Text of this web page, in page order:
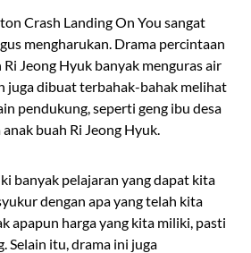
Crash Landing On You sangat
mengharukan. Drama percintaan
Ri Jeong Hyuk banyak menguras air
juga dibuat terbahak-bahak melihat
pendukung, seperti geng ibu desa
buah Ri Jeong Hyuk.
banyak pelajaran yang dapat kita
dengan apa yang telah kita
apapun harga yang kita miliki, pasti
Selain itu, drama ini juga